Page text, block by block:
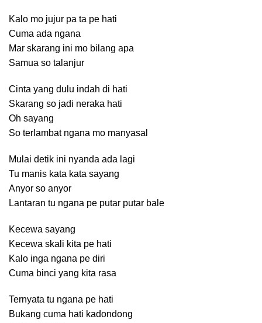
Kalo mo jujur pa ta pe hati
Cuma ada ngana
Mar skarang ini mo bilang apa
Samua so talanjur
Cinta yang dulu indah di hati
Skarang so jadi neraka hati
Oh sayang
So terlambat ngana mo manyasal
Mulai detik ini nyanda ada lagi
Tu manis kata kata sayang
Anyor so anyor
Lantaran tu ngana pe putar putar bale
Kecewa sayang
Kecewa skali kita pe hati
Kalo inga ngana pe diri
Cuma binci yang kita rasa
Ternyata tu ngana pe hati
Bukang cuma hati kadondong